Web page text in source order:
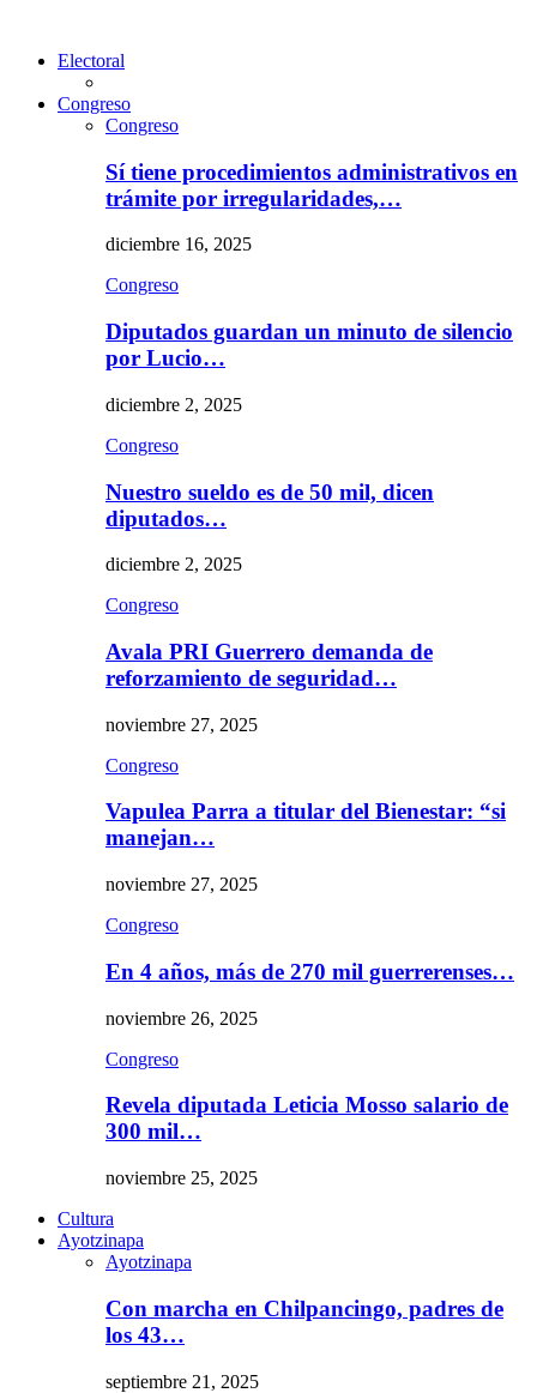
Electoral
Congreso
Congreso
Sí tiene procedimientos administrativos en
trámite por irregularidades,…
diciembre 16, 2025
Congreso
Diputados guardan un minuto de silencio
por Lucio…
diciembre 2, 2025
Congreso
Nuestro sueldo es de 50 mil, dicen
diputados…
diciembre 2, 2025
Congreso
Avala PRI Guerrero demanda de
reforzamiento de seguridad…
noviembre 27, 2025
Congreso
Vapulea Parra a titular del Bienestar: “si
manejan…
noviembre 27, 2025
Congreso
En 4 años, más de 270 mil guerrerenses…
noviembre 26, 2025
Congreso
Revela diputada Leticia Mosso salario de
300 mil…
noviembre 25, 2025
Cultura
Ayotzinapa
Ayotzinapa
Con marcha en Chilpancingo, padres de
los 43…
septiembre 21, 2025